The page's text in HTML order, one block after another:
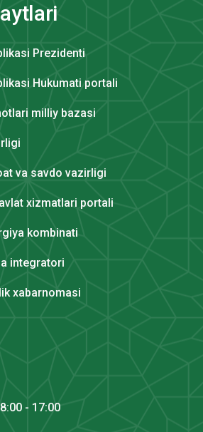
Prezidenti
Hukumati portali
milliy bazasi
va savdo vazirligi
xizmatlari portali
kombinati
integratori
xabarnomasi
- 17:00